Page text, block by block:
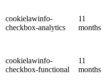
cookielawinfo-
checkbox-analytics
11
months
cookielawinfo-
checkbox-functional
11
months